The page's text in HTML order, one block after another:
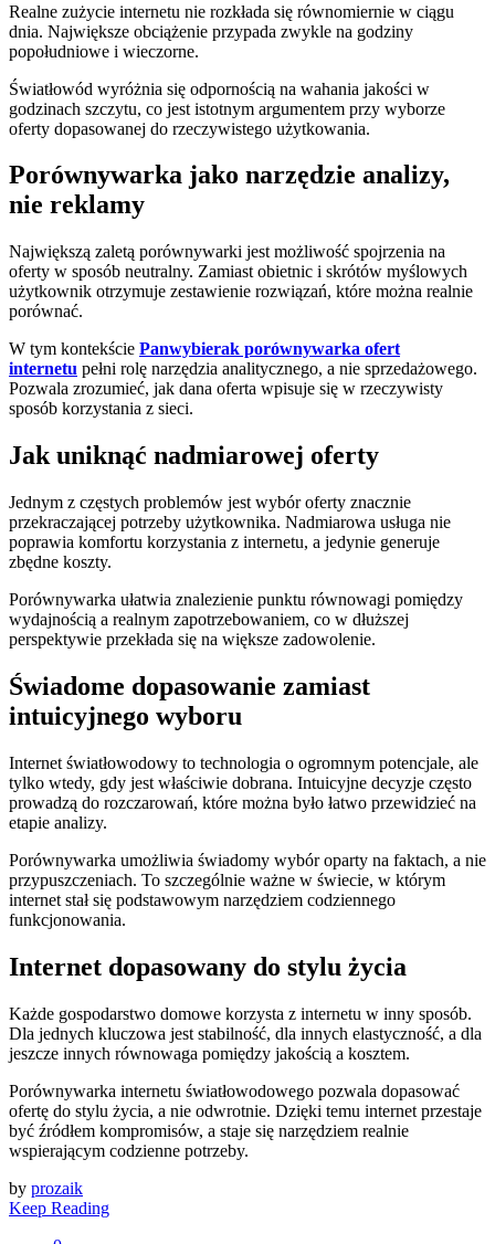
Realne zużycie internetu nie rozkłada się równomiernie w ciągu
dnia. Największe obciążenie przypada zwykle na godziny
popołudniowe i wieczorne.
Światłowód wyróżnia się odpornością na wahania jakości w
godzinach szczytu, co jest istotnym argumentem przy wyborze
oferty dopasowanej do rzeczywistego użytkowania.
Porównywarka jako narzędzie analizy,
nie reklamy
Największą zaletą porównywarki jest możliwość spojrzenia na
oferty w sposób neutralny. Zamiast obietnic i skrótów myślowych
użytkownik otrzymuje zestawienie rozwiązań, które można realnie
porównać.
W tym kontekście Panwybierak porównywarka ofert
internetu pełni rolę narzędzia analitycznego, a nie sprzedażowego.
Pozwala zrozumieć, jak dana oferta wpisuje się w rzeczywisty
sposób korzystania z sieci.
Jak uniknąć nadmiarowej oferty
Jednym z częstych problemów jest wybór oferty znacznie
przekraczającej potrzeby użytkownika. Nadmiarowa usługa nie
poprawia komfortu korzystania z internetu, a jedynie generuje
zbędne koszty.
Porównywarka ułatwia znalezienie punktu równowagi pomiędzy
wydajnością a realnym zapotrzebowaniem, co w dłuższej
perspektywie przekłada się na większe zadowolenie.
Świadome dopasowanie zamiast
intuicyjnego wyboru
Internet światłowodowy to technologia o ogromnym potencjale, ale
tylko wtedy, gdy jest właściwie dobrana. Intuicyjne decyzje często
prowadzą do rozczarowań, które można było łatwo przewidzieć na
etapie analizy.
Porównywarka umożliwia świadomy wybór oparty na faktach, a nie
przypuszczeniach. To szczególnie ważne w świecie, w którym
internet stał się podstawowym narzędziem codziennego
funkcjonowania.
Internet dopasowany do stylu życia
Każde gospodarstwo domowe korzysta z internetu w inny sposób.
Dla jednych kluczowa jest stabilność, dla innych elastyczność, a dla
jeszcze innych równowaga pomiędzy jakością a kosztem.
Porównywarka internetu światłowodowego pozwala dopasować
ofertę do stylu życia, a nie odwrotnie. Dzięki temu internet przestaje
być źródłem kompromisów, a staje się narzędziem realnie
wspierającym codzienne potrzeby.
by prozaik
Keep Reading